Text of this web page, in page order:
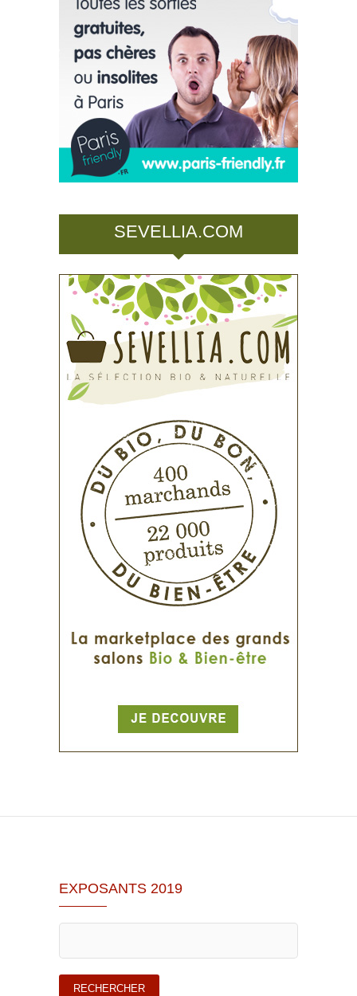
SEVELLIA.COM
EXPOSANTS 2019